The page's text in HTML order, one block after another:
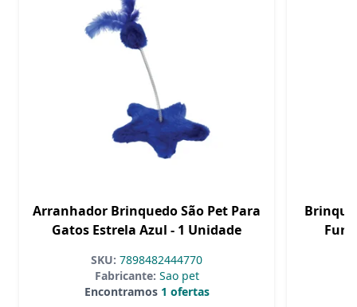
Arranhador Brinquedo São Pet Para
Gatos Estrela Azul - 1 Unidade
SKU: 7898482444770
Fabricante: Sao pet
Encontramos1 ofertas